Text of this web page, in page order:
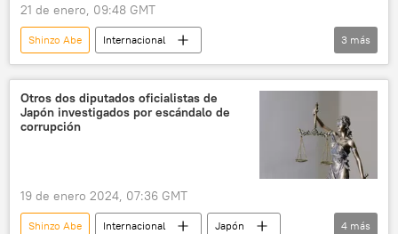
21 de enero, 09:48 GMT
Shinzo Abe
Internacional
Tetsuya Yamagami
Japón 🌏 Asia
3 más
Otros dos diputados oficialistas de
Japón investigados por escándalo de
corrupción
19 de enero 2024, 07:36 GMT
Shinzo Abe Internacional
Japón
4 más